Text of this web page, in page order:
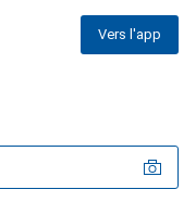
Vers l'app